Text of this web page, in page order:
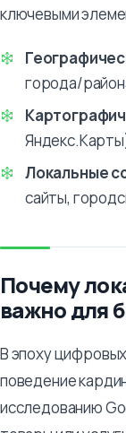
ключевыми
города/
Локальные
сайты,
Почему
важно для
В эпоху
поведение
исследованию